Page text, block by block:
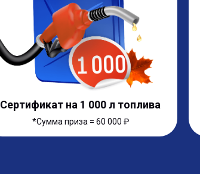
*Сумма приза = 60 000 ₽
Сертификат на 1 000 л топлива